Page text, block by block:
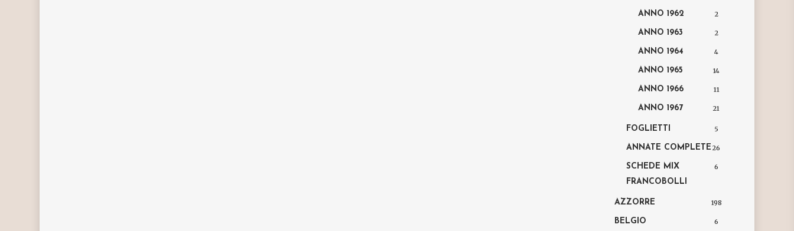
ANNO 1962 2
ANNO 1963 2
ANNO 1964 4
ANNO 1965 14
ANNO 1966 11
ANNO 1967 21
FOGLIETTI 5
ANNATE COMPLETE 26
SCHEDE MIX
FRANCOBOLLI
6
AZZORRE 198
BELGIO 6